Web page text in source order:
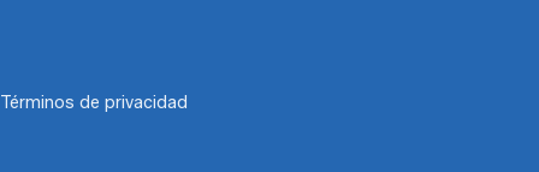
Términos de privacidad